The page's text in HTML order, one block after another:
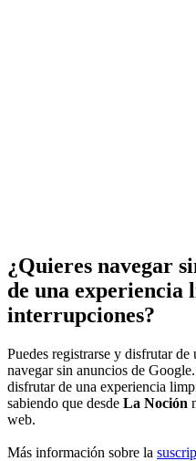
¿Quieres navegar
de una experiencia
interrupciones?
Puedes registrarse y disfrutar de
navegar sin anuncios de
disfrutar de una experiencia
sabiendo que desde La Noción
web.
Más información sobre la